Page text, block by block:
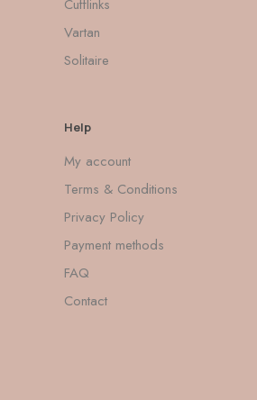
Cufflinks
Vartan
Solitaire
Help
My account
Terms & Conditions
Privacy Policy
Payment methods
FAQ
Contact